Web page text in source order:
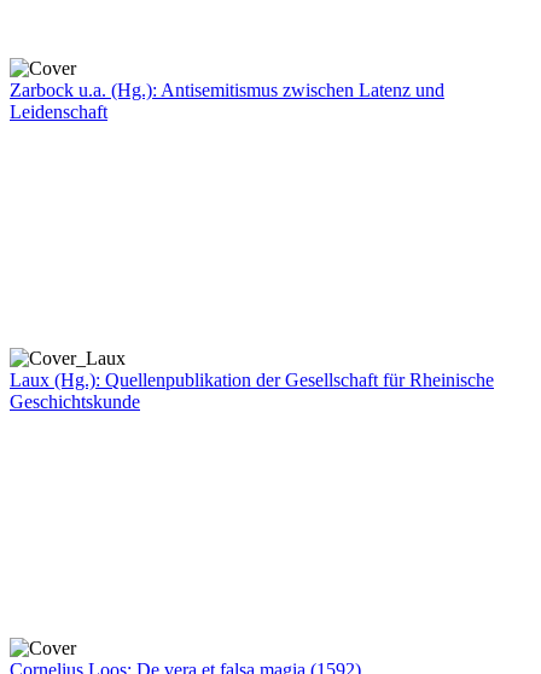
Zarbock u.a. (Hg.): Antisemitismus zwischen Latenz und
Leidenschaft
Laux (Hg.): Quellenpublikation der Gesellschaft für Rheinische
Geschichtskunde